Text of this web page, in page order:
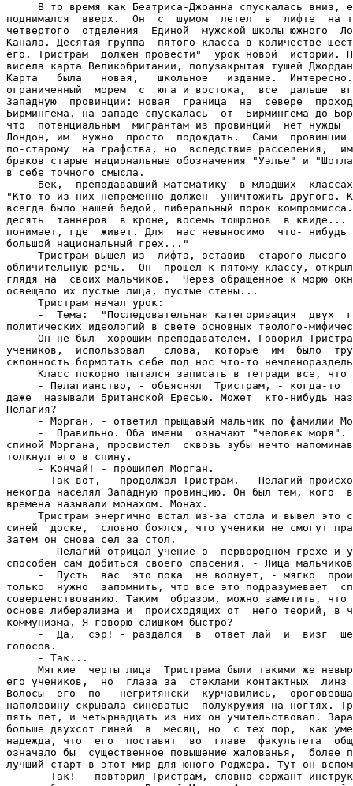
В то время как Беатриса-Джоанна спускалась вниз,
поднимался  вверх.  Он  с  шумом  летел  в  лифте  на
четвертого  отделения  Единой  мужской школы южного
Канала. Десятая группа  пятого класса в количестве
его. Тристрам  должен провести"  урок новой  истории.
висела карта Великобритании, полузакрытая тушей
Карта   была   новая,   школьное   издание.
ограниченный  морем  с  юга и востока,  все  дальше
Западную  провинции: новая  граница  на  севере
Бирмингема, на западе спускалась  от  Бирмингема до
что  потенциальным  мигрантам из провинций  нет нужды
Лондон, им  нужно  просто  подождать.  Сами
по-старому  на графства, но  вследствие расселения,
браков старые национальные обозначения "Уэлье" и
в себе точного смысла.
Бек,  преподававший математику  в младших
"Кто-то из них непременно должен  уничтожить другого.
всегда было нашей бедой, либеральный порок
десять  таннеров  в кроне, восемь тошронов  в квиде...
понимает, где  живет. Для  нас невыносимо  что-
большой национальный грех..."
Тристрам вышел из  лифта, оставив  старого лысого
обличительную речь.  Он  прошел к пятому классу,
глядя на  своих мальчиков.  Через обращенное к морю
освещало их пустые лица, пустые стены...
     Тристрам начал урок:
-  Тема:  "Последовательная категоризация  двух
политических идеологий в свете основных теолого-
Он не был  хорошим преподавателем. Говорил
учеников,  использовал   слова,  которые  им  было
склонность бормотать себе под нос что-то
Класс покорно пытался записать в тетради все, что
- Пелагианство, - объяснял  Тристрам, - когда-то
даже  называли Британской Ересью. Может  кто-нибудь
Пелагия?
- Морган, - ответил прыщавый мальчик по фамилии
-  Правильно. Оба имени  означают "человек моря".
спиной Моргана, просвистел  сквозь зубы нечто
толкнул его в спину.
     - Кончай! - прошипел Морган.
- Так вот, - продолжал Тристрам. - Пелагий
некогда населял Западную провинцию. Он был тем, кого
времена называли монахом. Монах.
Тристрам энергично встал из-за стола и вывел это
синей  доске,  словно боялся, что ученики не смогут
Затем он снова сел за стол.
-  Пелагий отрицал учение о  первородном грехе и
способен сам добиться своего спасения. - Лица
-  Пусть  вас  это пока  не волнует, - мягко
только  нужно  запомнить, что все это подразумевает
совершенствованию. Таким  образом, можно заметить, что
основе либерализма и  происходящих от  него теорий, в
коммунизма, Я говорю слишком быстро?
-  Да,  сэр! - раздался  в  ответ лай  и  визг
голосов.
     - Так...
Мягкие  черты лица  Тристрама были такими же
его учеников,  но  глаза за  стеклами контактных  линз
Волосы  его  по-  негритянски  курчавились,
наполовину скрывала синеватые  полукружия на ногтях.
пять лет, и четырнадцать из них он учительствовал.
больше двухсот гиней  в  месяц, но  с тех пор,  как
надежда, что  его  поставят  во  главе  факультета
означало бы  существенное повышение жалованья,  более
лучший старт в этот мир для юного Роджера. Тут он
- Так! - повторил Тристрам, словно сержант-